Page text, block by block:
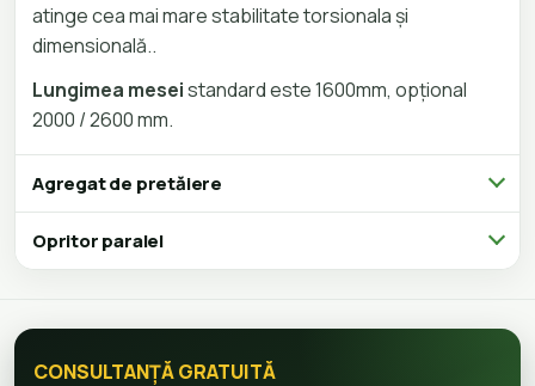
atinge cea mai mare stabilitate torsionala și
dimensională..
Lungimea meseistandard este 1600mm, opțional
2000 / 2600 mm.
Agregat de pretăiere
Opritor paralel
CONSULTANȚĂ GRATUITĂ